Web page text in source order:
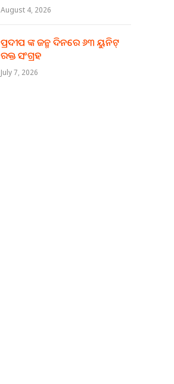
August 4, 2026
ପ୍ରଦୀପ ଙ୍କ ଜନ୍ମ ଦିନରେ ୬୩ ୟୁନିଟ୍
ରକ୍ତ ସଂଗ୍ରହ
July 7, 2026